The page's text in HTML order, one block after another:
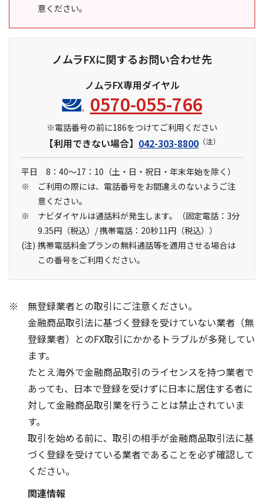
意ください。
ノムラFXに関するお問い合わせ先
ノムラFX専用ダイヤル
0570-055-766
※電話番号の前に186をつけてご利用ください
【利用できない場合】 042-303-8800 （注）
平日 8：40～17：10 （土・日・祝日・年末年始を除く）
ご利用の際には、電話番号をお間違えのないようご注
意ください。
ナビダイヤルは通話料が発生します。（固定電話：3分
9.35円（税込）/ 携帯電話：20秒11円（税込））
携帯電話料金プランの無料通話等を適用させる場合は
この番号をご利用ください。
無登録業者との取引にご注意ください。
金融商品取引法に基づく登録を受けていない業者（無
登録業者）とのFX取引にかかるトラブルが多発してい
ます。
たとえ海外で金融商品取引のライセンスを持つ業者で
あっても、日本で登録を受けずに日本に居住する者に
対して金融商品取引業を行うことは禁止されていま
す。
取引を始める前に、取引の相手が金融商品取引法に基
づく登録を受けている業者であることを必ず確認して
ください。
関連情報